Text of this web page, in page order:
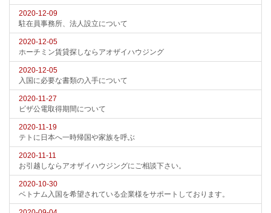
2020-12-09
駐在員事務所、法人設立について
2020-12-05
ホーチミン賃貸探しならアオザイハウジング
2020-12-05
入国に必要な書類の入手について
2020-11-27
ビザ公電取得期間について
2020-11-19
テトに日本へ一時帰国や家族を呼ぶ
2020-11-11
お引越しならアオザイハウジングにご相談下さい。
2020-10-30
ベトナム入国を希望されている企業様をサポートしております。